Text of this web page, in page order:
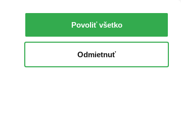
Povoliť všetko
Odmietnuť